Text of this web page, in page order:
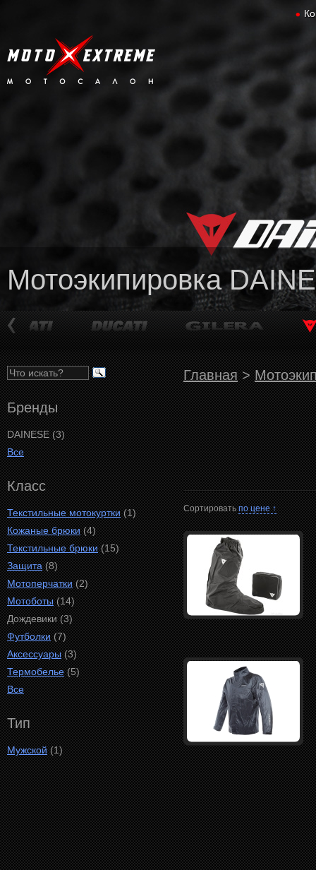
Мотоэкипировка
Бренды
DAINESE (3)
Все
Класс
Текстильные мотокуртки(1)
Кожаные брюки(4)
Текстильные брюки(15)
Защита(8)
Мотоперчатки(2)
Мотоботы(14)
Дождевики (3)
Футболки(7)
Аксессуары(3)
Термобелье(5)
Все
Тип
Мужской(1)
Главная>
Сортироватьпо цене ↑